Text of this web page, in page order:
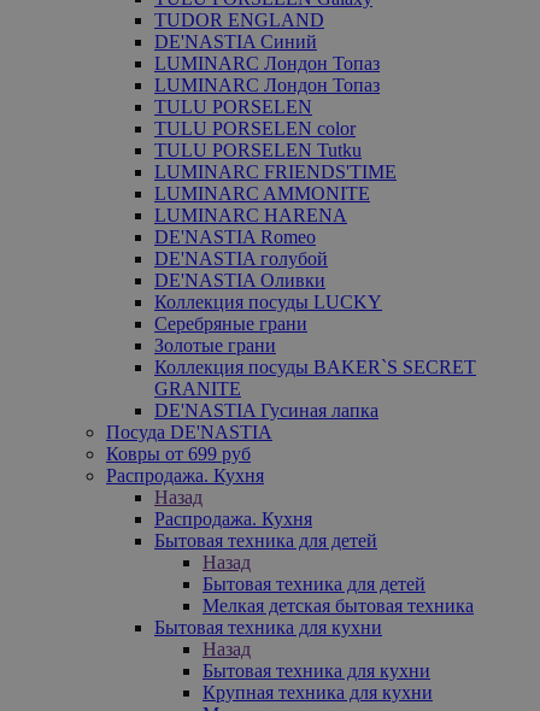
TUDOR ENGLAND
DE'NASTIA Синий
LUMINARC Лондон Топаз
LUMINARC Лондон Топаз
TULU PORSELEN
TULU PORSELEN color
TULU PORSELEN Tutku
LUMINARC FRIENDS'TIME
LUMINARC AMMONITE
LUMINARC HARENA
DE'NASTIA Romeo
DE'NASTIA голубой
DE'NASTIA Оливки
Коллекция посуды LUCKY
Серебряные грани
Золотые грани
Коллекция посуды BAKER`S SECRET
GRANITE
DE'NASTIA Гусиная лапка
Посуда DE'NASTIA
Ковры от 699 руб
Распродажа. Кухня
Назад
Распродажа. Кухня
Бытовая техника для детей
Назад
Бытовая техника для детей
Мелкая детская бытовая техника
Бытовая техника для кухни
Назад
Бытовая техника для кухни
Крупная техника для кухни